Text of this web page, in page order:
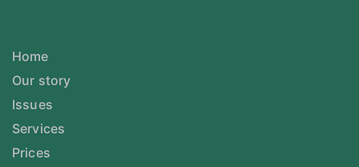
Home
Our story
Issues
Services
Prices